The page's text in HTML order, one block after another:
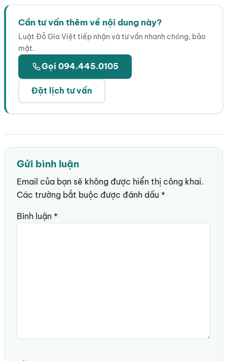
Cần tư vấn thêm về nội dung này?
Luật Đỗ Gia Việt tiếp nhận và tư vấn nhanh chóng, bảo
mật.
Gọi 094.445.0105
Đặt lịch tư vấn
Gửi bình luận
Email của bạn sẽ không được hiển thị công khai.
Các trường bắt buộc được đánh dấu *
Bình luận *